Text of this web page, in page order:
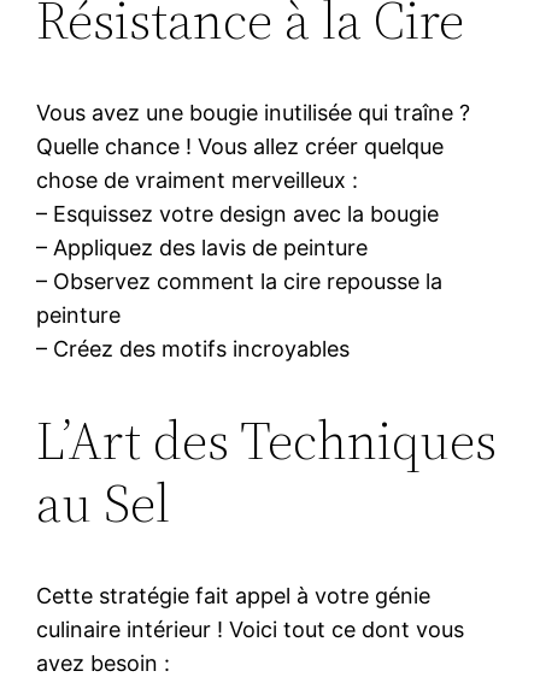
Résistance à la Cire
Vous avez une bougie inutilisée qui traîne ?
Quelle chance ! Vous allez créer quelque
chose de vraiment merveilleux :
– Esquissez votre design avec la bougie
– Appliquez des lavis de peinture
– Observez comment la cire repousse la
peinture
– Créez des motifs incroyables
L’Art des Techniques
au Sel
Cette stratégie fait appel à votre génie
culinaire intérieur ! Voici tout ce dont vous
avez besoin :